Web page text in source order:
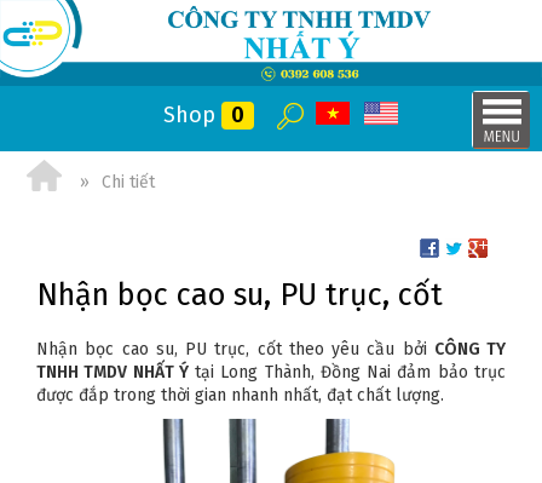
Shop 0
Chi tiết
Nhận bọc cao su, PU trục, cốt
Nhận bọc cao su, PU trục, cốt theo yêu cầu bởi CÔNG TY
TNHH TMDV NHẤT Ýtại Long Thành, Đồng Nai đảm bảo trục
được đắp trong thời gian nhanh nhất, đạt chất lượng.